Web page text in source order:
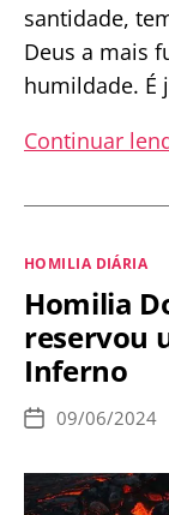
santidade,
Deus a mais
humildade. É
Continuar
Categorias
HOMILIA DIÁRIA
Homilia
reservou
Inferno
Data
publicação
09/06/2024